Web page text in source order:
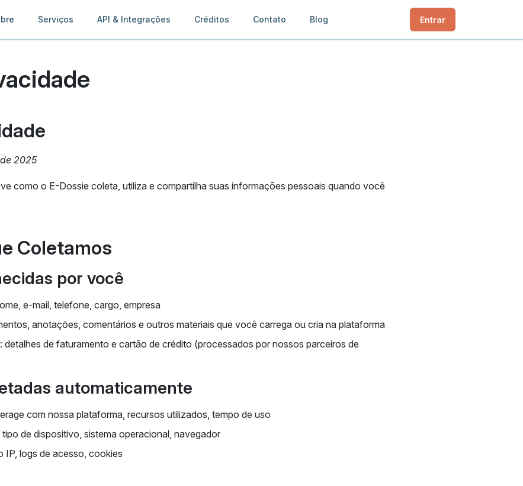
Serviços API & Integrações Créditos Contato Blog Entrar
2025
como o E-Dossie coleta, utiliza e compartilha suas informações pessoais quando você
Coletamos
por você
e-mail, telefone, cargo, empresa
anotações, comentários e outros materiais que você carrega ou cria na plataforma
: detalhes de faturamento e cartão de crédito (processados por nossos parceiros de
automaticamente
com nossa plataforma, recursos utilizados, tempo de uso
tipo de dispositivo, sistema operacional, navegador
IP, logs de acesso, cookies